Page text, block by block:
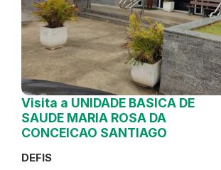
Visita a UNIDADE BASICA DE
SAUDE MARIA ROSA DA
CONCEICAO SANTIAGO
DEFIS